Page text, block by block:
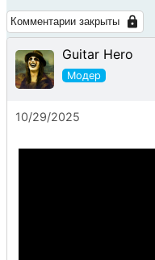
Комментарии закрыты
Guitar Hero
10/29/2025